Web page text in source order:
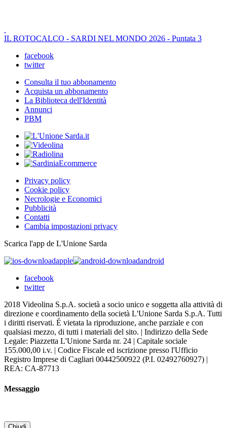
IL ROTOCALCO - SARDI NEL MONDO 2026 - Puntata 3
facebook
twitter
Consulta il tuo abbonamento
Acquista un abbonamento
La Biblioteca dell'Identità
Annunci
PBM
Privacy policy
Cookie policy
Necrologie e Economici
Pubblicità
Contatti
Cambia impostazioni privacy
Scarica l'app de L'Unione Sarda
apple
android
facebook
twitter
2018 Videolina S.p.A. società a socio unico e soggetta alla attività di
direzione e coordinamento della società L'Unione Sarda S.p.A. Tutti
i diritti riservati. É vietata la riproduzione, anche parziale e con
qualsiasi mezzo, di tutti i materiali del sito. | Indirizzo della Sede
Legale: Piazzetta L'Unione Sarda nr. 24 | Capitale sociale
155.000,00 i.v. | Codice Fiscale ed iscrizione presso l'Ufficio
Registro Imprese di Cagliari 00442500922 (P.I. 02492760927) |
REA: CA-87713
Messaggio